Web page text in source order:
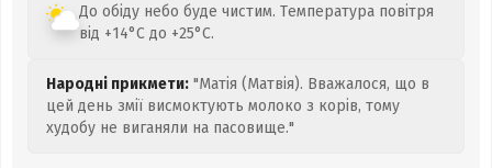
До обіду небо буде чистим. Температура повітря
від +14°C до +25°C.
Народні прикмети: "Матія (Матвія). Вважалося, що в
цей день змії висмоктують молоко з корів, тому
худобу не виганяли на пасовище."